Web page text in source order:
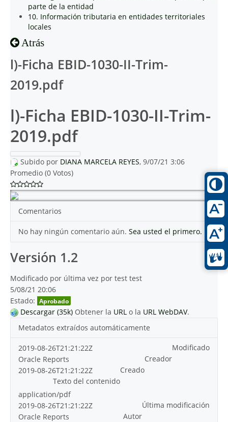
parte de la entidad
10. Información tributaria en entidades territoriales
locales
Atrás
l)-Ficha EBID-1030-II-Trim-
2019.pdf
l)-Ficha EBID-1030-II-Trim-
2019.pdf
Subido por DIANA MARCELA REYES, 9/07/21 3:06
Promedio (0 Votos)
Comentarios
No hay ningún comentario aún. Sea usted el primero.
Versión 1.2
Modificado por última vez por test test
5/08/21 20:06
Estado: Aprobado
Descargar (35k) Obtener la URL o la URL WebDAV.
Metadatos extraídos automáticamente
Modificado
2019-08-26T21:21:22Z
Creador
Oracle Reports
Creado
2019-08-26T21:21:22Z
Texto del contenido
application/pdf
Última modificación
2019-08-26T21:21:22Z
Autor
Oracle Reports